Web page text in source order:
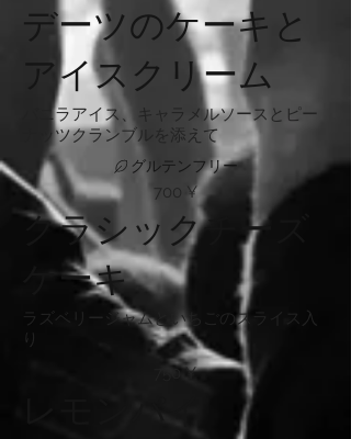
デーツのケーキと
アイスクリーム
バニラアイス、キャラメルソースとピー
ナッツクランブルを添えて
700 ¥
グルテンフリー
クラシックチーズ
ケーキ
ラズベリージャムといちごのスライス入
り
750 ¥